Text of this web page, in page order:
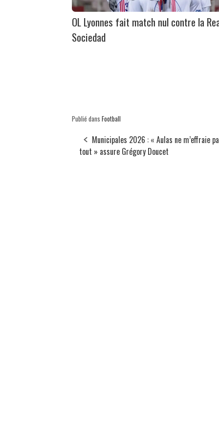
OL Lyonnes fait match nul contre la
Sociedad
Publié dans Football
Municipales 2026 : « Aulas ne m’effraie
tout » assure Grégory Doucet